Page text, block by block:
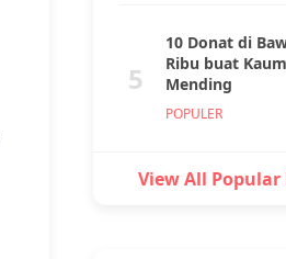
5
10 Donat di
Ribu buat
Mending
POPULER
View All